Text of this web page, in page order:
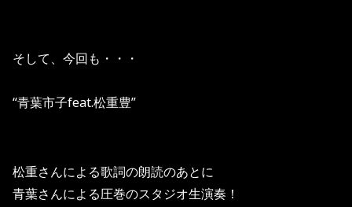
そして、今回も・・・
“青葉市子feat.松重豊”
松重さんによる歌詞の朗読のあとに
青葉さんによる圧巻のスタジオ生演奏！